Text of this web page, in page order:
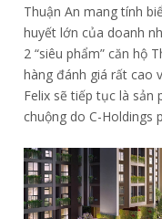
Thuận An mang tính
huyết lớn của doanh
2 “siêu phẩm” căn hộ
hàng đánh giá rất cao
Felix sẽ tiếp tục là sản
chuộng do C-Holdings